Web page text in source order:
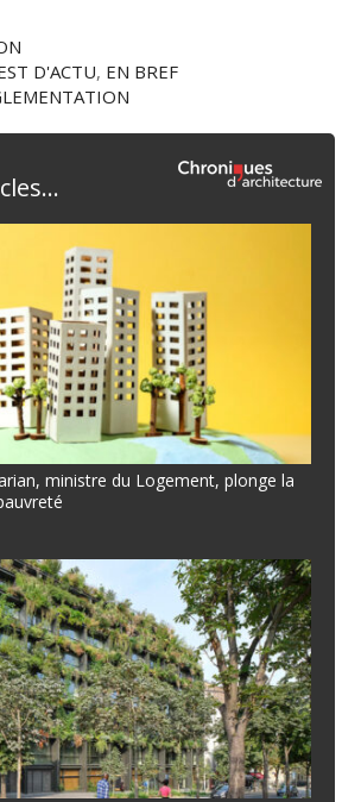
D'ACTU, EN BREF
ministre du Logement, plonge la